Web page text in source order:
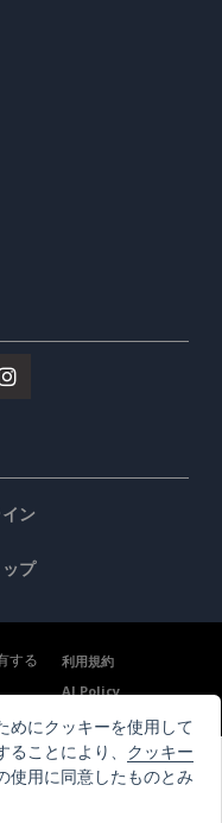
ン
プ
する
利用規約
AI Policy
セキュリティ概要
めにクッキーを使用して
ことにより、 クッキー
使用に同意したものとみ